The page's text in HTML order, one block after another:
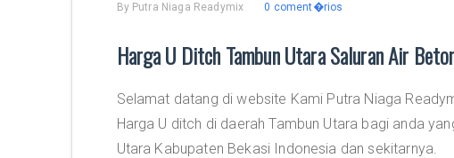
By Putra Niaga Readymix 0 coment�rios
Harga U Ditch Tambun Utara Saluran Air
Selamat datang di website Kami Putra Niaga
Harga U ditch di daerah Tambun Utara bagi anda
Utara Kabupaten Bekasi Indonesia dan sekitarnya.